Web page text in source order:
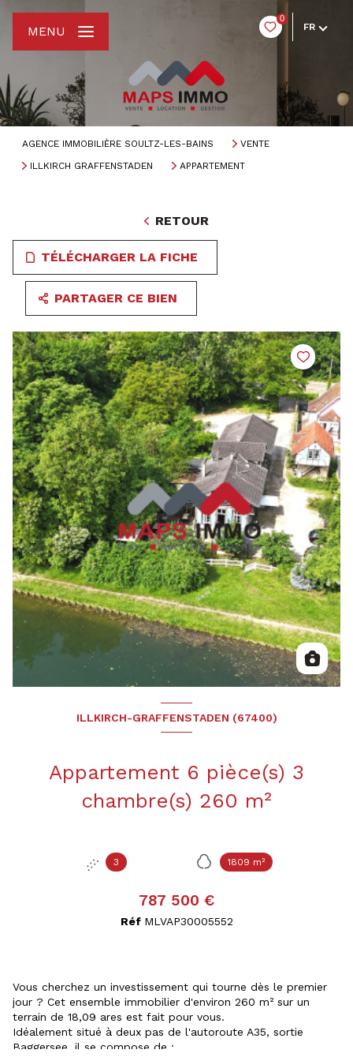
0
FR
MENU
AGENCE IMMOBILIÈRE SOULTZ-LES-BAINS
VENTE
ILLKIRCH GRAFFENSTADEN
APPARTEMENT
RETOUR
TÉLÉCHARGER LA FICHE
PARTAGER CE BIEN
ILLKIRCH-GRAFFENSTADEN (67400)
Appartement 6 pièce(s) 3
chambre(s) 260 m²
3 1809 m²
787 500 €
Réf MLVAP30005552
Vous cherchez un investissement qui tourne dès le premier
jour ? Cet ensemble immobilier d'environ 260 m² sur un
terrain de 18,09 ares est fait pour vous.
Idéalement situé à deux pas de l'autoroute A35, sortie
Baggersee, il se compose de :